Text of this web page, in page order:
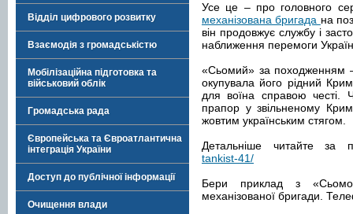
Відділ цифрового розвитку
Взаємодія з громадськістю
Мобілізаційна підготовка та
військовий облік
Громадська рада
Європейська та Євроатлантична
інтеграція України
Доступ до публічної інформації
Очищення влади
Усе це – про головного
механізована бригада на
він продовжує службу і
наближення перемоги
«Сьомий» за походженням –
окупувала його рідний
для воїна справою честі.
прапор у звільненому
жовтим українським стягом.
Детальніше читайте за
tankist-41/
Бери приклад з
механізованої бригади.